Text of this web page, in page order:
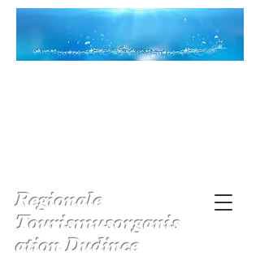
Regionale
Tourismusorganis
ation Dudince